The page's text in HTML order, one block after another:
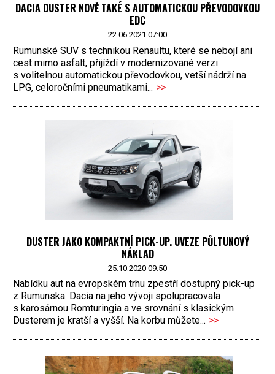
DACIA DUSTER NOVĚ TAKÉ S AUTOMATICKOU PŘEVODOVKOU
EDC
22.06.2021 07:00
Rumunské SUV s technikou Renaultu, které se nebojí ani
cest mimo asfalt, přijíždí v modernizované verzi
s volitelnou automatickou převodovkou, vetší nádrží na
LPG, celoročními pneumatikami... >>
DUSTER JAKO KOMPAKTNÍ PICK-UP. UVEZE PŮLTUNOVÝ
NÁKLAD
25.10.2020 09:50
Nabídku aut na evropském trhu zpestří dostupný pick-up
z Rumunska. Dacia na jeho vývoji spolupracovala
s karosárnou Romturingia a ve srovnání s klasickým
Dusterem je kratší a vyšší. Na korbu můžete... >>